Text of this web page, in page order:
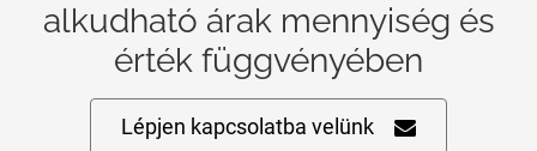
alkudható árak mennyiség és
érték függvényében
Lépjen kapcsolatba velünk